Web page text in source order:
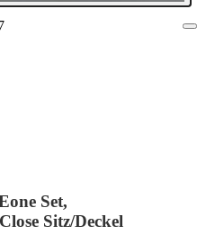
Set,
Sitz/Deckel